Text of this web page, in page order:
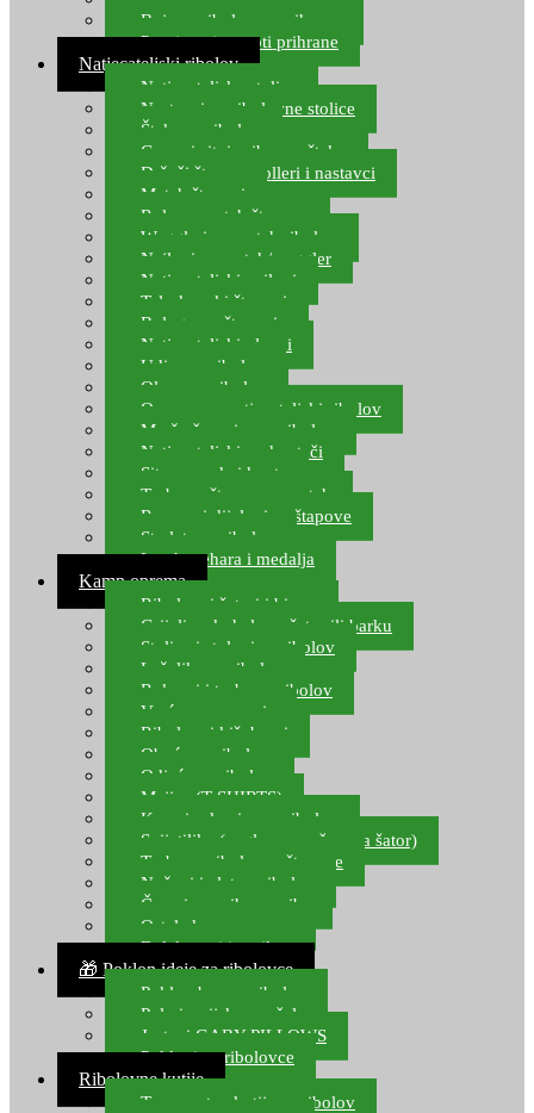
Boje za ribolovnu prihranu
Provjereni recepti prihrane
Natjecateljski ribolov
Natjecateljske stolice
Nastavci za ribolovne stolice
Šteke za ribolov
Gume i sitni pribor za šteku
Držači štapova rolleri i nastavci
Match štapovi
Role za match štapove
Waggleri za match ribolov
Najloni za match/waggler
Natjecateljski najloni
Teleskopski štapovi
Bolognese štapovi
Natjecateljski plovci
Udice za ribolov
Olovo za ribolov
Oprema za natjecateljski ribolov
Mreže čuvarice za ribolov
Natjecateljski podmetači
Sito, posude i kante
Torbe za štapove – match
Rezervni dijelovi za štapove
Starlete za ribolov
Izrada pehara i medalja
Kamp oprema
Ribolovni šatori i bivvy
Grijalice, kuhala za šator ili barku
Stolice i stolovi za ribolov
Ležaljke za ribolov
Ruksaci i torbe za ribolov
Vreće za spavanje
Ribolovni kišobrani
Obuća za ribolov
Odjeća za ribolov
Majice (T-SHIRTS)
Kape i rukavice za ribolov
Svijetiljke (naglavne, ručne, za šator)
Torbe za ribolovne štapove
Noževi i alat za ribolov
Čamci za prihranu ribe
Ostala kamp oprema
Dalekozori i optika
🎁 Poklon ideje za ribolovce
Poklon bon za ribolov
Polarizacijske naočale
Jastuci GABY PILLOWS
Pokloni za ribolovce
Ribolovne kutije
Transportne kutije za ribolov